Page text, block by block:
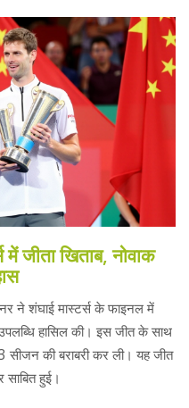
जीता खिताब, नोवाक
ने शंघाई मास्टर्स के फाइनल में
हासिल की। इस जीत के साथ
की बराबरी कर ली। यह जीत
हुई।